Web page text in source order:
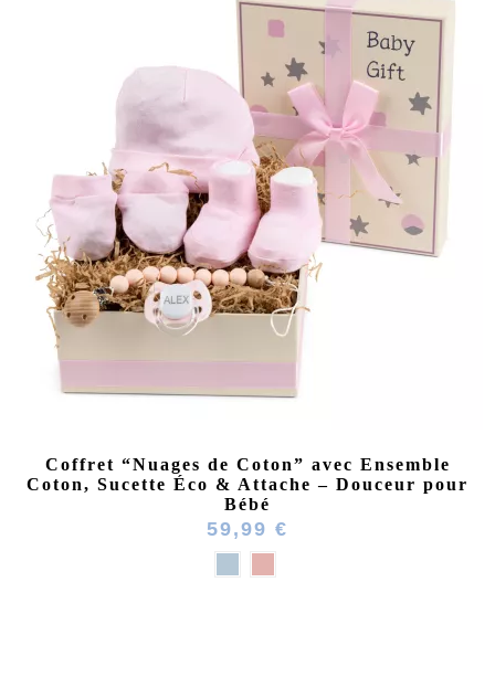
(4 avis)
Coffret “Nuages de Coton” avec Ensemble
Coton, Sucette Éco & Attache – Douceur pour
Bébé
59,99 €